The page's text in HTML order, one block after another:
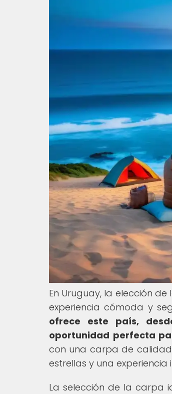
En Uruguay, la elección
experiencia cómoda y
ofrece este país,
oportunidad perfecta
con una carpa de
estrellas y una
La selección de la carpa